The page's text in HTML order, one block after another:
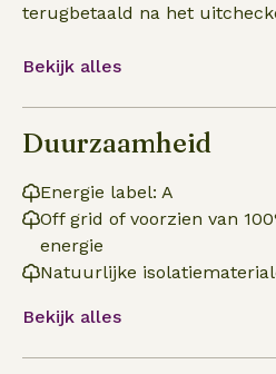
terugbetaald na het
Bekijk alles
Duurzaamheid
Energie label: A
Off grid of voorzien van
energie
Natuurlijke
Bekijk alles